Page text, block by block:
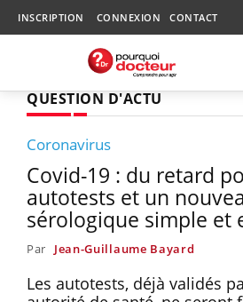
INSCRIPTION CONNEXION CONTACT
QUESTION D'ACTU
Coronavirus
Covid-19 : du retard
autotests et un
sérologique simple et
Par Jean-Guillaume Bayard
Les autotests, déjà validés